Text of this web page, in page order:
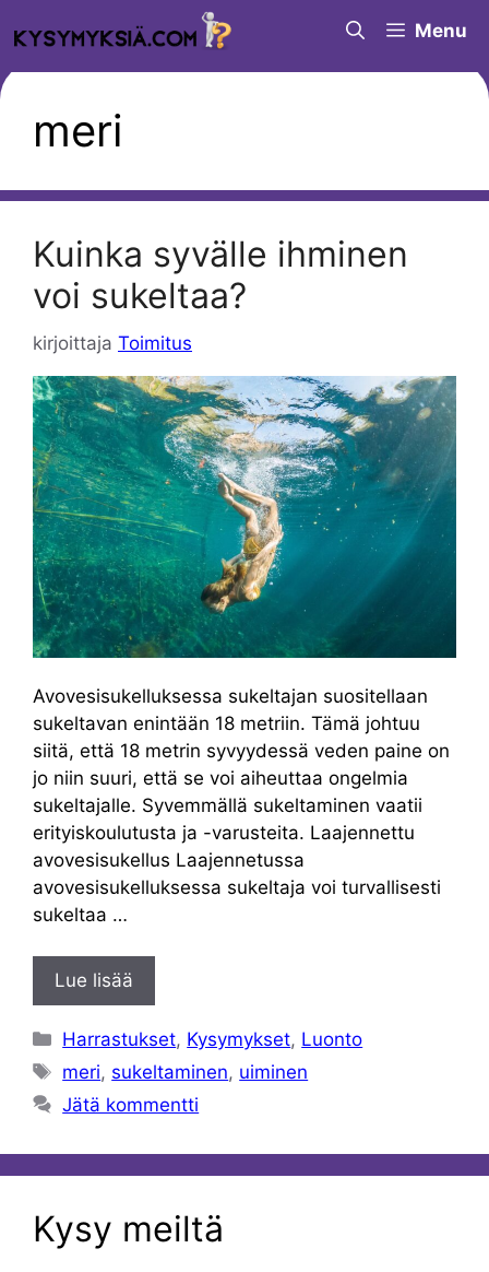
sisältöön
Menu
meri
Kuinka syvälle ihminen
voi sukeltaa?
kirjoittaja Toimitus
Avovesisukelluksessa sukeltajan suositellaan
sukeltavan enintään 18 metriin. Tämä johtuu
siitä, että 18 metrin syvyydessä veden paine on
jo niin suuri, että se voi aiheuttaa ongelmia
sukeltajalle. Syvemmällä sukeltaminen vaatii
erityiskoulutusta ja -varusteita. Laajennettu
avovesisukellus Laajennetussa
avovesisukelluksessa sukeltaja voi turvallisesti
sukeltaa …
Lue lisää
Kategoriat
Harrastukset, Kysymykset, Luonto
Avainsanat
meri, sukeltaminen, uiminen
Jätä kommentti
Kysy meiltä